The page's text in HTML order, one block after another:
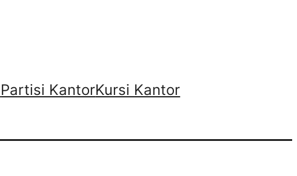
Partisi KantorKursi Kantor